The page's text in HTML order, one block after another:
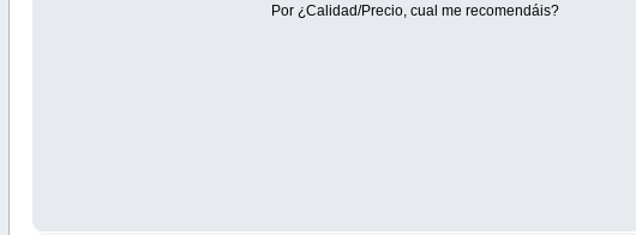
Por ¿Calidad/Precio, cual me recomendáis?